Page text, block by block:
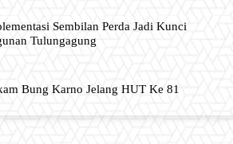
Sembilan Perda Jadi Kunci
Tulungagung
Bung Karno Jelang HUT Ke 81